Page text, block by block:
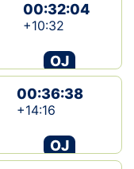
00:32:04
+10:32
OJ
00:36:38
+14:16
OJ